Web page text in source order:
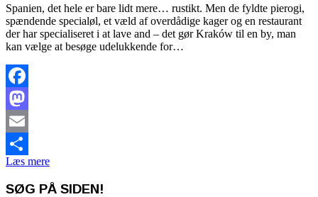
Spanien, det hele er bare lidt mere… rustikt. Men de fyldte pierogi,
spændende specialøl, et væld af overdådige kager og en restaurant
der har specialiseret i at lave and – det gør Kraków til en by, man
kan vælge at besøge udelukkende for…
Facebook
Mastodon
Email
Share
Læs mere
SØG PÅ SIDEN!